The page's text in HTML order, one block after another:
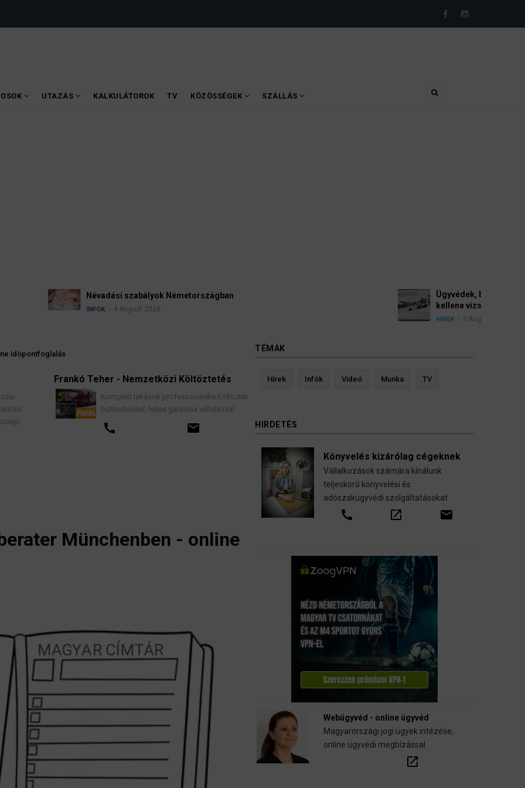
UTAZÁS KALKULÁTOROK TV KÖZÖSSÉGEK SZÁLLÁS
Ügyvédek, bírák és ügyészek szerint a német politikának mielőbb meg
idöpontfoglalás
Frankó Teher - Nemzetközi Költöztetés
Komplett lakások professzionális költöztetése
biztosítással, teljes garancia vállalással.
Kevin Ressler biztosítási szakértő
Münchenben - online
TÉMÁK
Hírek Infók Videó Munka TV
HIRDETÉS
Könyvelés kizárólag cégeknek
Vállalkozások számára kínálunk
teljeskörű könyvelési és
adószakügyvédi szolgáltatásokat
call open_in_new email
Webügyvéd - online ügyvéd
Magyarországi jogi ügyek intézése,
online ügyvédi megbízással
open_in_new